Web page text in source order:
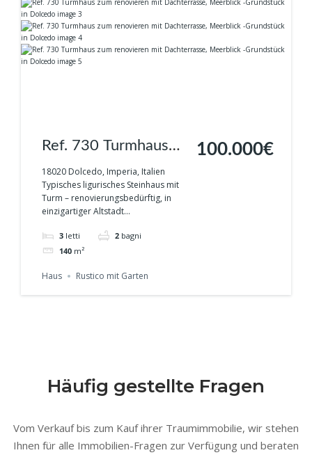
Ref. 730 Turmhaus
zum renovieren mit
Dachterrasse,
Meerblick -
Grundstück in
18020 Dolcedo, Imperia, Italien
Typisches ligurisches Steinhaus mit
Turm – renovierungsbedürftig, in
einzigartiger Altstadt...
3 letti 2 bagni
140 m²
100.000€
Haus Rustico mit Garten
Häufig gestellte Fragen
Vom Verkauf bis zum Kauf ihrer Traumimmobilie, wir stehen
Ihnen für alle Immobilien-Fragen zur Verfügung und beraten